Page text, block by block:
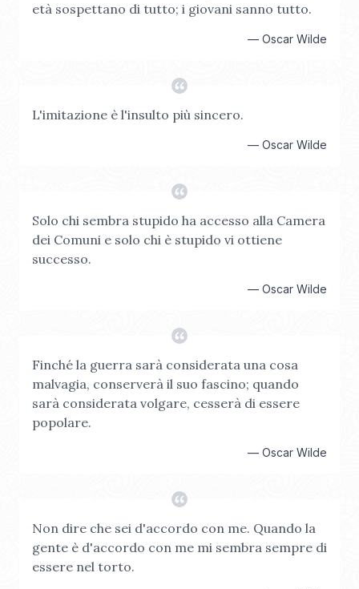
età sospettano di tutto; i giovani sanno tutto.
— Oscar Wilde
L'imitazione è l'insulto più sincero.
— Oscar Wilde
Solo chi sembra stupido ha accesso alla Camera
dei Comuni e solo chi è stupido vi ottiene
successo.
— Oscar Wilde
Finché la guerra sarà considerata una cosa
malvagia, conserverà il suo fascino; quando
sarà considerata volgare, cesserà di essere
popolare.
— Oscar Wilde
Non dire che sei d'accordo con me. Quando la
gente è d'accordo con me mi sembra sempre di
essere nel torto.